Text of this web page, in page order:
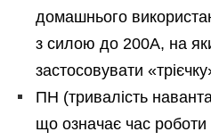
домашнього
з силою до 200А, на
застосовувати
ПН (тривалість
що означає час